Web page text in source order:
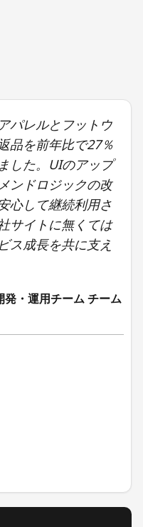
パレルとフットウ
品を前年比で27％
した。UIのアップ
ンドロジックの改
心して継続利用さ
サイトに無くては
ス成長を共に支え
発・運用チーム チーム